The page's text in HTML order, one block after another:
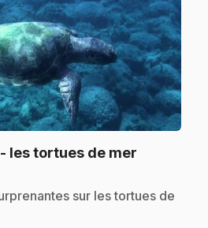
les tortues de mer
sur les tortues de